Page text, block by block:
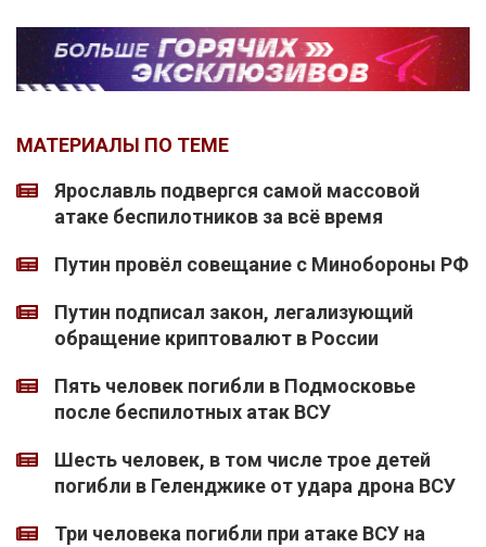
МАТЕРИАЛЫ ПО ТЕМЕ
Ярославль подвергся самой массовой
атаке беспилотников за всё время
Путин провёл совещание с Минобороны РФ
Путин подписал закон, легализующий
обращение криптовалют в России
Пять человек погибли в Подмосковье
после беспилотных атак ВСУ
Шесть человек, в том числе трое детей
погибли в Геленджике от удара дрона ВСУ
Три человека погибли при атаке ВСУ на